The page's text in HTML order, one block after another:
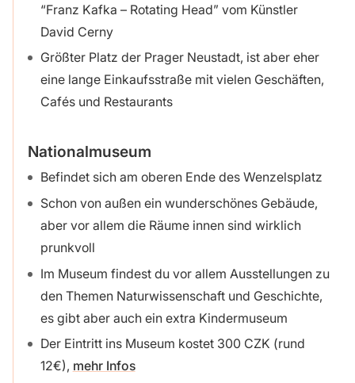
“Franz Kafka – Rotating Head” vom Künstler
David Cerny
Größter Platz der Prager Neustadt, ist aber eher
eine lange Einkaufsstraße mit vielen Geschäften,
Cafés und Restaurants
Nationalmuseum
Befindet sich am oberen Ende des Wenzelsplatz
Schon von außen ein wunderschönes Gebäude,
aber vor allem die Räume innen sind wirklich
prunkvoll
Im Museum findest du vor allem Ausstellungen zu
den Themen Naturwissenschaft und Geschichte,
es gibt aber auch ein extra Kindermuseum
Der Eintritt ins Museum kostet 300 CZK (rund
12€), mehr Infos